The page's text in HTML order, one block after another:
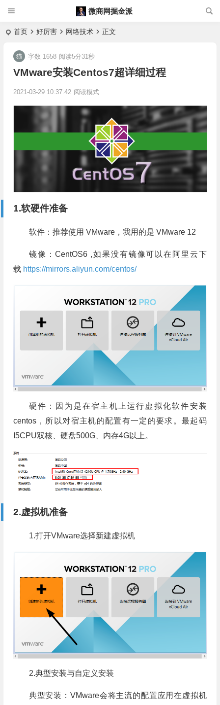
微商网掘金派
首页 好厉害 网络技术 正文
VMware安装Centos7超详细过程
2021-03-29 10:37:42
字数 1658 阅读5分31秒
阅读模式
1.软硬件准备
软件：推荐使用 VMware，我用的是 VMware 12
镜像：CentOS6 ,如果没有镜像可以在阿里云下
载 https://mirrors.aliyun.com/centos/
硬件：因为是在宿主机上运行虚拟化软件安装
centos，所以对宿主机的配置有一定的要求。最起码
I5CPU双核、硬盘500G、内存4G以上。
2.虚拟机准备
1.打开VMware选择新建虚拟机
2.典型安装与自定义安装
典型安装：VMware会将主流的配置应用在虚拟机